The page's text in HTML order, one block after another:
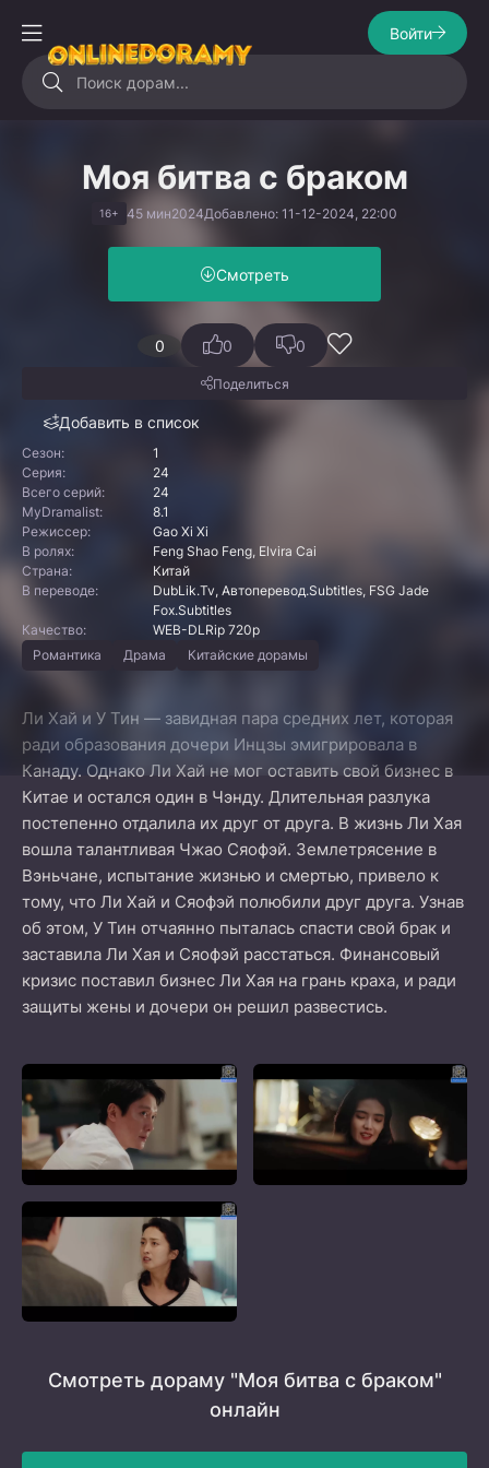
Войти
Моя битва с браком
16+ 45 мин2024Добавлено: 11-12-2024, 22:00
Смотреть
0
Добавить в список
0 0
Поделиться
Сезон:
1
Серия:
24
Всего серий:
24
MyDramalist:
8.1
Режиссер:
Gao Xi Xi
В ролях:
Feng Shao Feng, Elvira Cai
Страна:
Китай
В переводе:
DubLik.Tv, Автоперевод.Subtitles, FSG Jade
Fox.Subtitles
Качество:
WEB-DLRip 720p
Романтика
Драма Китайские дорамы
Ли Хай и У Тин — завидная пара средних лет, которая
ради образования дочери Инцзы эмигрировала в
Канаду. Однако Ли Хай не мог оставить свой бизнес в
Китае и остался один в Чэнду. Длительная разлука
постепенно отдалила их друг от друга. В жизнь Ли Хая
вошла талантливая Чжао Сяофэй. Землетрясение в
Вэньчане, испытание жизнью и смертью, привело к
тому, что Ли Хай и Сяофэй полюбили друг друга. Узнав
об этом, У Тин отчаянно пыталась спасти свой брак и
заставила Ли Хая и Сяофэй расстаться. Финансовый
кризис поставил бизнес Ли Хая на грань краха, и ради
защиты жены и дочери он решил развестись.
Смотреть дораму "Моя битва с браком"
онлайн